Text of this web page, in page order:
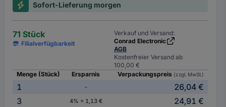
Sofort-Lieferung morgen
71 Stück
Filialverfügbarkeit
Verkauf und Versand:
Conrad Electronic
AGB
Kostenfreier Versand ab
100,00 €
Menge (Stück)
Ersparnis Verpackungspreis (zzgl. MwSt.)
1 -
26,04 €
3
4% = 1,13 €
24,91 €